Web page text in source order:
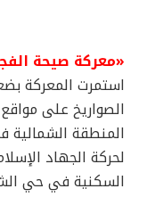
«معركة صيحة الفجر
استمرت المعركة
الصواريخ على
المنطقة الشمالية
لحركة الجهاد
السكنية في حي